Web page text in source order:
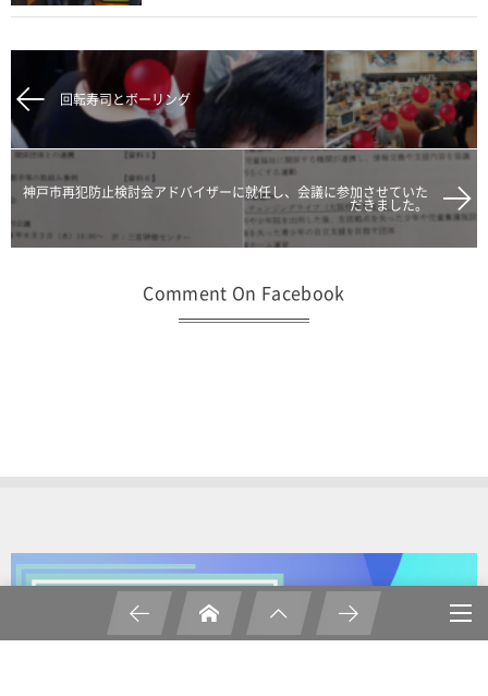
回転寿司とボーリング
神戸市再犯防止検討会アドバイザーに就任し、会議に参加させていた
だきました。
Comment On Facebook